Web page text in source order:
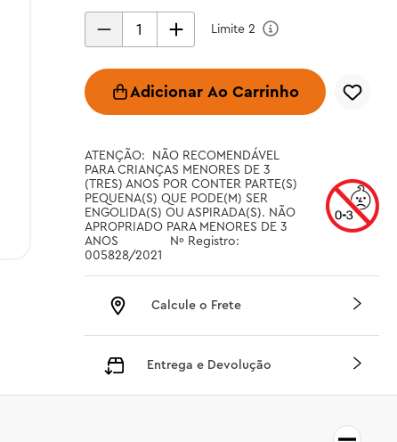
Limite 2
Adicionar Ao Carrinho
ATENÇÃO:  NÃO RECOMENDÁVEL
PARA CRIANÇAS MENORES DE 3
(TRES) ANOS POR CONTER PARTE(S)
PEQUENA(S) QUE PODE(M) SER
ENGOLIDA(S) OU ASPIRADA(S). NÃO
APROPRIADO PARA MENORES DE 3
ANOS		Nº Registro:
005828/2021
Calcule o Frete
Entrega e Devolução